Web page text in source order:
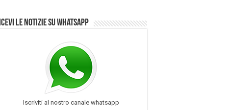
le notizie su Whatsapp
Iscriviti al nostro canale whatsapp